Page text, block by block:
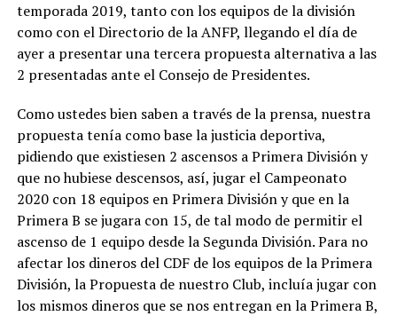
temporada 2019, tanto con los equipos de la división
como con el Directorio de la ANFP, llegando el día de
ayer a presentar una tercera propuesta alternativa a las
2 presentadas ante el Consejo de Presidentes.
Como ustedes bien saben a través de la prensa, nuestra
propuesta tenía como base la justicia deportiva,
pidiendo que existiesen 2 ascensos a Primera División y
que no hubiese descensos, así, jugar el Campeonato
2020 con 18 equipos en Primera División y que en la
Primera B se jugara con 15, de tal modo de permitir el
ascenso de 1 equipo desde la Segunda División. Para no
afectar los dineros del CDF de los equipos de la Primera
División, la Propuesta de nuestro Club, incluía jugar con
los mismos dineros que se nos entregan en la Primera B,